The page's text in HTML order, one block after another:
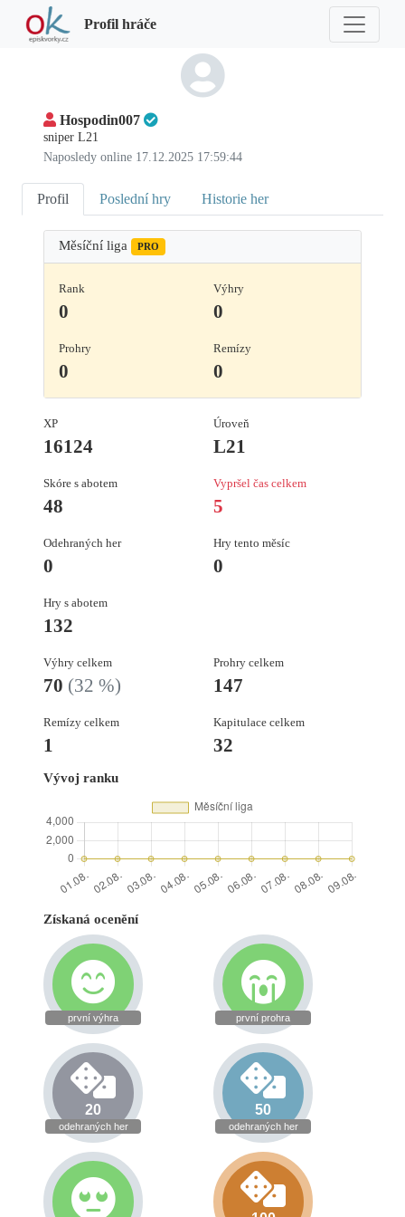
Profil hráče
Hospodin007
sniper L21
Naposledy online 17.12.2025 17:59:44
Profil Poslední hry Historie her
Měsíční liga PRO
Rank
0
Výhry
0
Prohry
0
Remízy
0
XP
16124
Úroveň
L21
Skóre s abotem
48
Vypršel čas celkem
5
Odehraných her
0
Hry tento měsíc
0
Hry s abotem
132
Výhry celkem
70 (32 %)
Prohry celkem
147
Remízy celkem
1
Kapitulace celkem
32
Vývoj ranku
Získaná ocenění
první výhra první prohra
20
odehraných her
50
odehraných her